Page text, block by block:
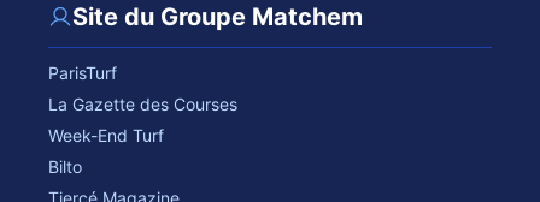
Site du Groupe Matchem
ParisTurf
La Gazette des Courses
Week-End Turf
Bilto
Tiercé Magazine